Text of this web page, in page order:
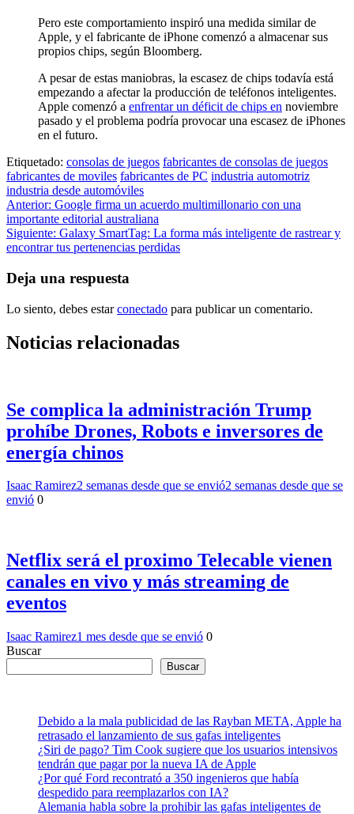
Pero este comportamiento inspiró una medida similar de
Apple, y el fabricante de iPhone comenzó a almacenar sus
propios chips, según Bloomberg.
A pesar de estas maniobras, la escasez de chips todavía está
empezando a afectar la producción de teléfonos inteligentes.
Apple comenzó a enfrentar un déficit de chips en noviembre
pasado y el problema podría provocar una escasez de iPhones
en el futuro.
Etiquetado: consolas de juegos fabricantes de consolas de juegos
fabricantes de moviles fabricantes de PC industria automotriz
industria desde automóviles
Navegación
de
entradas
Anterior: Google firma un acuerdo multimillonario con una
importante editorial australiana
Siguiente: Galaxy SmartTag: La forma más inteligente de rastrear y
encontrar tus pertenencias perdidas
Deja una respuesta
Lo siento, debes estarconectado para publicar un comentario.
Noticias relacionadas
Se complica la administración Trump
prohíbe Drones, Robots e inversores de
energía chinos
Isaac Ramirez2 semanas desde que se envió2 semanas desde que se
envió 0
Netflix será el proximo Telecable vienen
canales en vivo y más streaming de
eventos
Isaac Ramirez1 mes desde que se envió 0
Buscar
Buscar
Debido a la mala publicidad de las Rayban META, Apple ha
retrasado el lanzamiento de sus gafas inteligentes
¿Siri de pago? Tim Cook sugiere que los usuarios intensivos
tendrán que pagar por la nueva IA de Apple
¿Por qué Ford recontrató a 350 ingenieros que había
despedido para reemplazarlos con IA?
Alemania habla sobre la prohibir las gafas inteligentes de